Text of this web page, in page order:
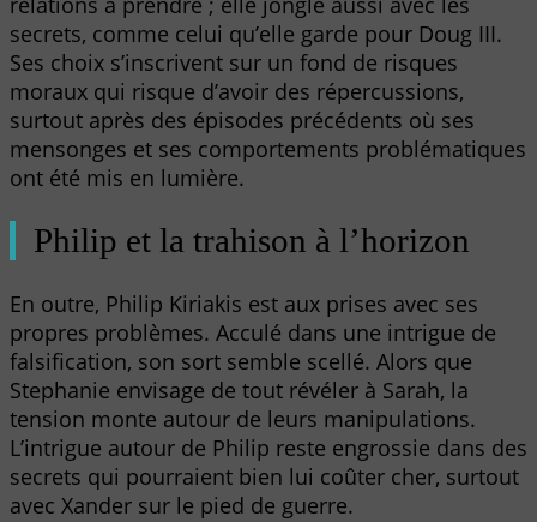
secrets, comme celui qu’elle garde pour Doug III.
Ses choix s’inscrivent sur un fond de risques
moraux qui risque d’avoir des répercussions,
surtout après des épisodes précédents où ses
mensonges et ses comportements problématiques
ont été mis en lumière.
Philip et la trahison à l’horizon
En outre, Philip Kiriakis est aux prises avec ses
propres problèmes. Acculé dans une intrigue de
falsification, son sort semble scellé. Alors que
Stephanie envisage de tout révéler à Sarah, la
tension monte autour de leurs manipulations.
L’intrigue autour de Philip reste engrossie dans des
secrets qui pourraient bien lui coûter cher, surtout
avec Xander sur le pied de guerre.